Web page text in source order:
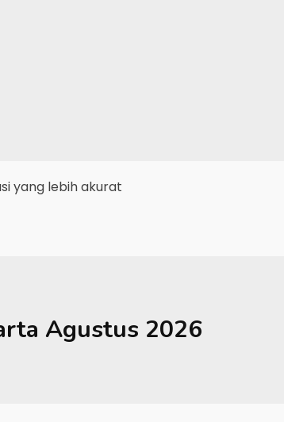
yang lebih akurat
Agustus 2026